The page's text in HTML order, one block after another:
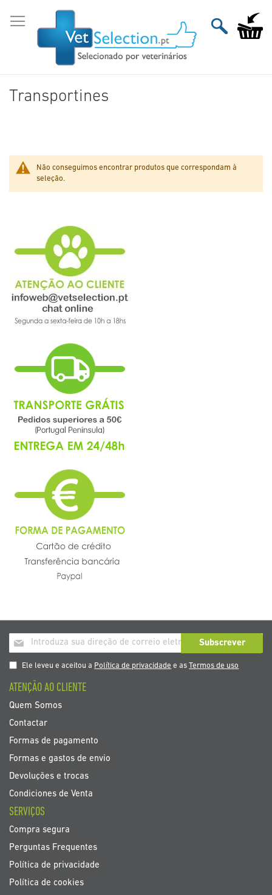
para
Conteúdo
O Meu
Transportines
Não conseguimos encontrar produtos que correspondam à
seleção.
Inscrição
a
nosso
de
noticias
Subscrever
Ele leveu e aceitou a Política de privacidade e asTermos de uso
ATENÇÃO AO CLIENTE
Quem Somos
Contactar
Formas de pagamento
Formas e gastos de envio
Devoluções e trocas
Condiciones de Venta
SERVIÇOS
Compra segura
Perguntas Frequentes
Política de privacidade
Política de cookies